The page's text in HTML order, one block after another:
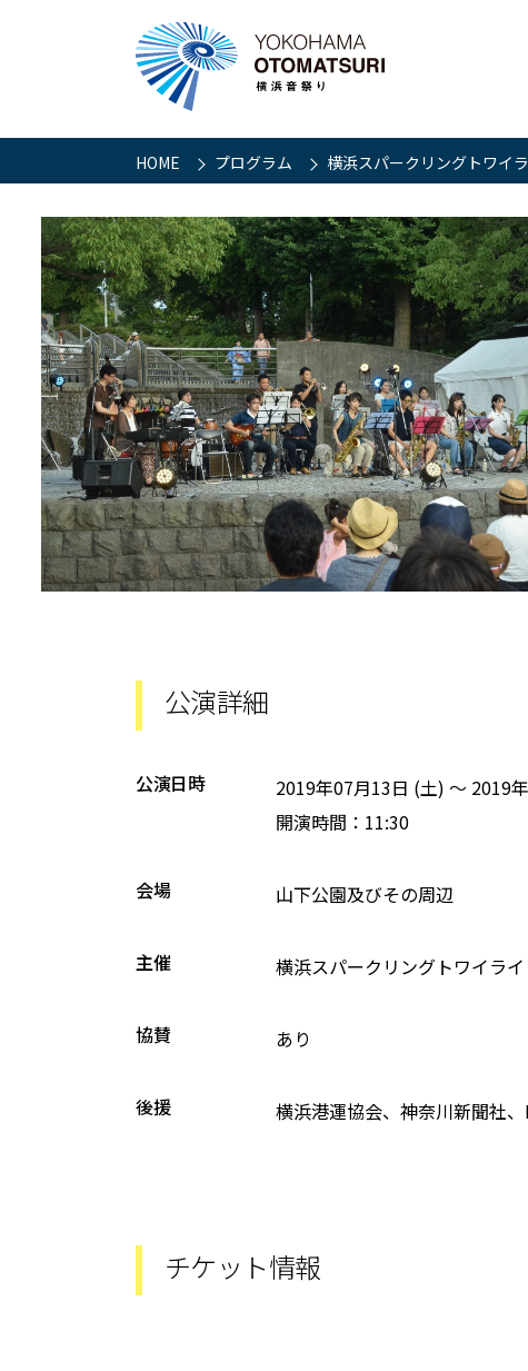
HOME プログラム 横浜スパークリングトワイ
公演詳細
公演日時 2019年07月13日 (土) ～ 2019
開演時間：11:30
会場 山下公園及びその周辺
主催 横浜スパークリングトワイラ
協賛 あり
後援 横浜港運協会、神奈川新聞社
チケット情報